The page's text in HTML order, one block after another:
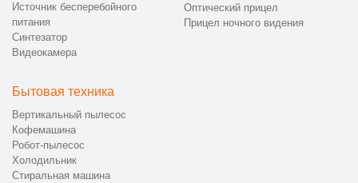
Источник бесперебойного
питания
Синтезатор
Видеокамера
Оптический прицел
Прицел ночного видения
Бытовая техника
Вертикальный пылесос
Кофемашина
Робот-пылесос
Холодильник
Стиральная машина